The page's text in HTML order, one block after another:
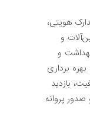
هویتی،
و
و
برداری
بازدید
صدور پروانه